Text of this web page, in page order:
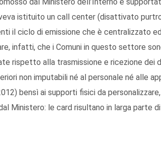
istituito un call center (disattivato
il ciclo di emissione che è centralizzato
infatti, che i Comuni in questo settore
rispetto alla trasmissione e ricezione dei
non imputabili né al personale né alle
bensì ai supporti fisici da
Ministero: le card risultano in larga parte